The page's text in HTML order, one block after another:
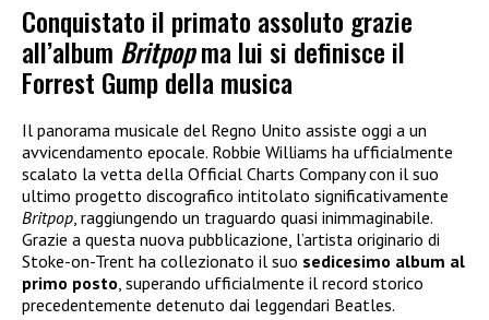
Conquistato il primato assoluto grazie
all’album Britpopma lui si definisce il
Forrest Gump della musica
Il panorama musicale del Regno Unito assiste oggi a un
avvicendamento epocale. Robbie Williams ha ufficialmente
scalato la vetta della Official Charts Company con il suo
ultimo progetto discografico intitolato significativamente
Britpop, raggiungendo un traguardo quasi inimmaginabile.
Grazie a questa nuova pubblicazione, l’artista originario di
Stoke-on-Trent ha collezionato il suo sedicesimo album al
primo posto, superando ufficialmente il record storico
precedentemente detenuto dai leggendari Beatles.